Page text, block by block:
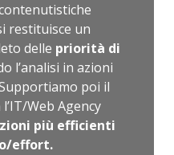
restituisce un
delle priorità di
l’analisi in azioni
poi il
Web Agency
più efficienti
effort.